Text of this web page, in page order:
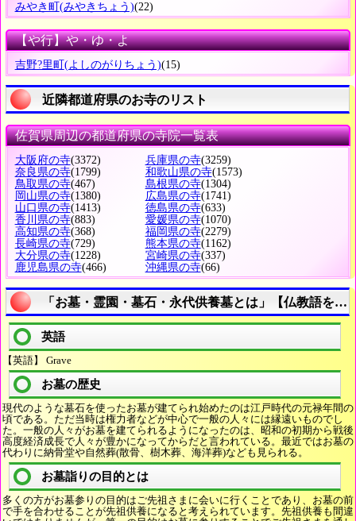
みやき町 (みやきちょう)(22)
【や行】や・ゆ・よ
吉野?里町 (よしのがりちょう)(15)
近隣都道府県のお寺のリスト
佐賀県周辺の都道府県の寺院一覧表
大阪府の寺(3372) 兵庫県の寺(3259)
奈良県の寺(1799) 和歌山県の寺(1573)
鳥取県の寺(467) 島根県の寺(1304)
岡山県の寺(1380) 広島県の寺(1741)
山口県の寺(1413) 徳島県の寺(633)
香川県の寺(883) 愛媛県の寺(1070)
高知県の寺(368) 福岡県の寺(2279)
長崎県の寺(729) 熊本県の寺(1162)
大分県の寺(1228) 宮崎県の寺(337)
鹿児島県の寺(466) 沖縄県の寺(66)
「お墓・霊園・墓石・永代供養墓とは」【仏教語を調
英語
【英語】 Grave
お墓の歴史
現代のような墓石を使ったお墓が建てられ始めたのは江戸時代の元禄年間の
頃である。ただ当時は権力者などが中心で一般の人々には縁遠いものでし
た。一般の人々がお墓を建てられるようになったのは、昭和の初期から戦後
高度経済成長で人々が豊かになってからだと言われている。最近ではお墓の
代わりに納骨堂や自然葬(散骨、樹木葬、海洋葬)なども見られる。
お墓詣りの目的とは
多くの方がお墓参りの目的はご先祖さまに会いに行くことであり、お墓の前
で手を合わせることが先祖供養になると考えられています。先祖供養も間違